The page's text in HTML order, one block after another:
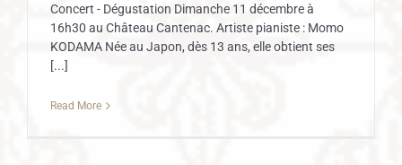
Concert - Dégustation Dimanche 11 décembre à
16h30 au Château Cantenac. Artiste pianiste : Momo
KODAMA Née au Japon, dès 13 ans, elle obtient ses
[...]
Read More